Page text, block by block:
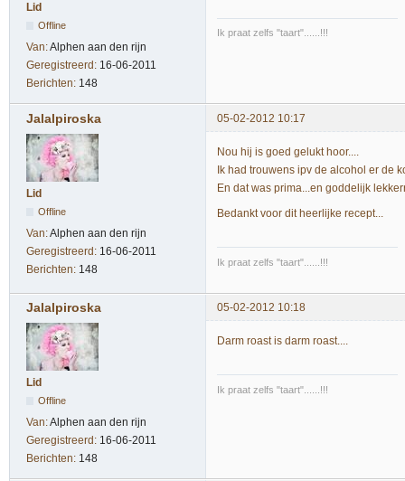
Lid
Offline
Van:Alphen aan den rijn
Geregistreerd: 16-06-2011
Berichten: 148
Ik praat zelfs "taart"......!!!
Jalalpiroska 05-02-2012 10:17
Lid
Offline
Van:Alphen aan den rijn
Geregistreerd: 16-06-2011
Berichten: 148
Nou hij is goed gelukt hoor....
Ik had trouwens ipv de alcohol er de
En dat was prima...en goddelijk
Bedankt voor dit heerlijke recept...
Ik praat zelfs "taart"......!!!
Jalalpiroska 05-02-2012 10:18
Lid
Offline
Van:Alphen aan den rijn
Geregistreerd: 16-06-2011
Berichten: 148
Darm roast is darm roast....
Ik praat zelfs "taart"......!!!